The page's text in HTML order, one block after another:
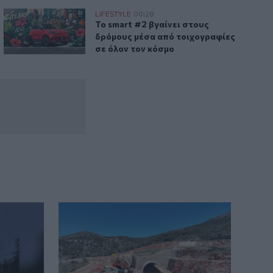
γίνει η «σκιά» της
κατά άνδρα που είχε γίνει η «σκιά» της
Το smart #2 βγαίνει στους δρόμους μέσα από
LIFESTYLE 00:28
Το smart #2 βγαίνει στους δρόμους
Το smart #2 βγαίνει στους
δρόμους μέσα από τοιχογραφίες
σε όλον τον κόσμο